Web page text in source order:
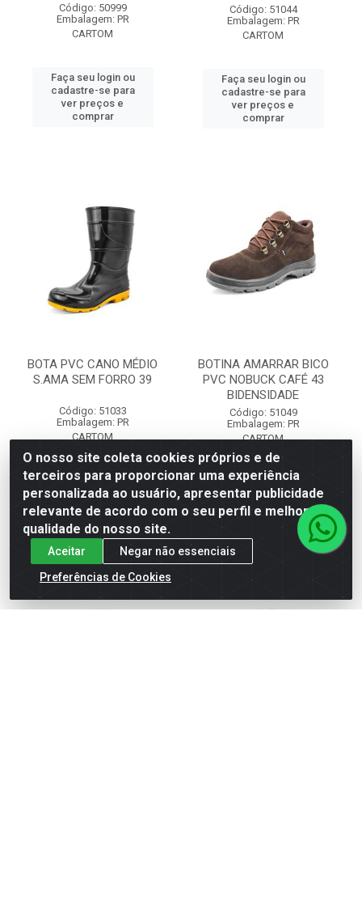
Código: 50999
Embalagem: PR
CARTOM
Faça seu login ou
cadastre-se para
ver preços e
comprar
Código: 51044
Embalagem: PR
CARTOM
Faça seu login ou
cadastre-se para
ver preços e
comprar
BOTA PVC CANO MÉDIO
S.AMA SEM FORRO 39
Código: 51033
Embalagem: PR
CARTOM
Faça seu login ou
cadastre-se para
ver preços e
comprar
BOTINA AMARRAR BICO
PVC NOBUCK CAFÉ 43
BIDENSIDADE
Código: 51049
Embalagem: PR
CARTOM
Faça seu login ou
cadastre-se para
ver preços e
O nosso site coleta cookies próprios e de
terceiros para proporcionar uma experiência
personalizada ao usuário, apresentar publicidade
relevante de acordo com o seu perfil e melhorar a
qualidade do nosso site.
Aceitar
Negar não essenciais
Preferências de Cookies